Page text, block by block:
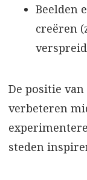
Beelden
creëren
De positie
verbeteren
steden